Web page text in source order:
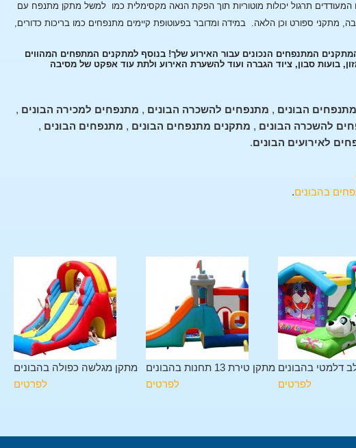
תרגול יכולות מוטוריות תוך הפקת הנאה מקסימלית כמו למשל מתקן מתנפח עם
מתקני ספורט וכן הלאה. במידה ומדובר בפעוטופת קיימים מתנפחים כמו בריכות כדורים,
המתנפחים הנכונים עבור האירוע שלך! בנוסף למתקנים המתפחים המהווים
בועות סבון, ציוד הגברה ועוד להשערת האירוע ולתת עוד אפקט של מסיבה
הבונים , מתנפחים להשכרה הבונים , מתנפחים למכירה הבונים ,
להשכרה הבונים , מתקנים מתנפחים הבונים , מתנפחים הבונים ,
לאירועים הבונים.
בהבונים.
מתקן מגלשה כפולה בהבונים
לפרטים
מתקן טירת 13 תחנות בהבונים
לפרטים
דלמטי בהבונים
לפרטים